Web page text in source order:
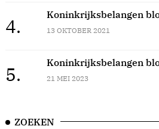
4.
Koninkrijksbelangen
13 OKTOBER 2021
5.
Koninkrijksbelangen
21 MEI 2023
ZOEKEN